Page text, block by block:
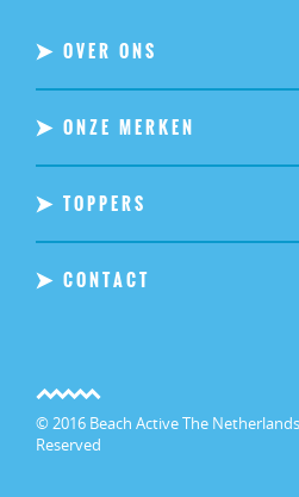
OVER ONS
ONZE MERKEN
TOPPERS
CONTACT
© 2016 Beach Active The
Reserved